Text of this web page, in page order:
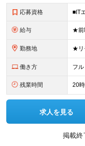
応募資格
給与
勤務地
働き方 フ
残業時間 20
求人を見る
掲載終